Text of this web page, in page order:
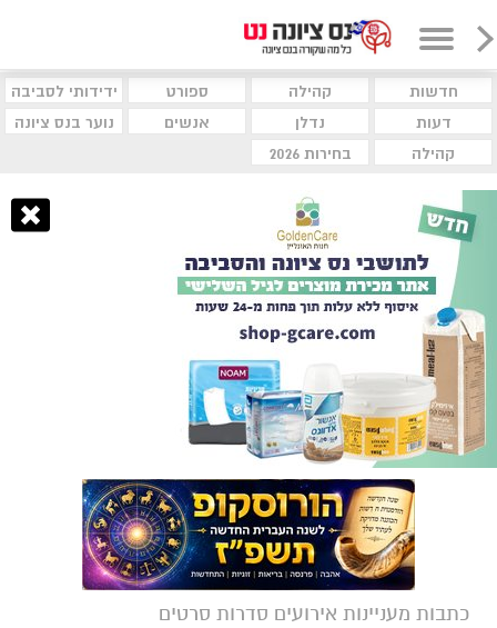
חדשות קהילה ספורט
ידידותי לסביבה
דעות
נדלן אנשים
נוער בנס ציונה
קהילה
בחירות 2026
כתבות מעניינות אירועים סדרות סרטים